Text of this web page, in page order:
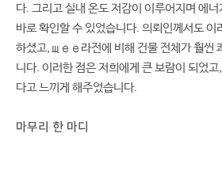
다. 그리고 실내 온도 저감이 이루어지며 에
바로 확인할 수 있었습니다. 의뢰인께서도
하셨고,щее라전에 비해 건물 전체가 훨씬
니다. 이러한 점은 저희에게 큰 보람이 되었
다고 느끼게 해주었습니다.
마무리 한 마디